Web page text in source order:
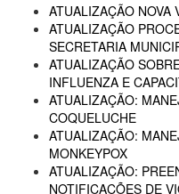
ATUALIZAÇÃO NOVA
ATUALIZAÇÃO
SECRETARIA
ATUALIZAÇÃO
INFLUENZA E
ATUALIZAÇÃO:
COQUELUCHE
ATUALIZAÇÃO:
MONKEYPOX
ATUALIZAÇÃO:
NOTIFICAÇÕES DE